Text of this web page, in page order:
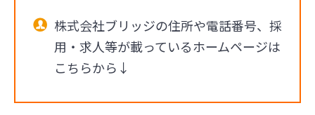
株式会社ブリッジの住所や電話番号、採
用・求人等が載っているホームページは
こちらから↓